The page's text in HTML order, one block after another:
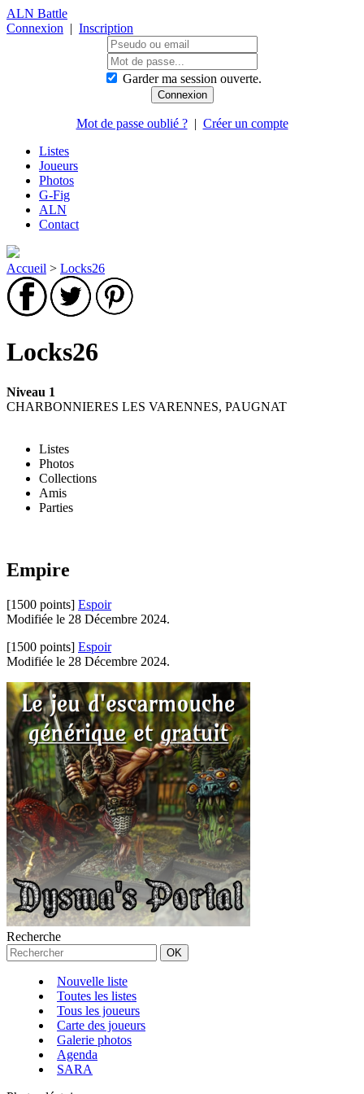
ALN Battle
Connexion | Inscription
Garder ma session ouverte.
Mot de passe oublié ?| Créer un compte
Listes
Joueurs
Photos
G-Fig
ALN
Contact
Accueil > Locks26
Locks26
Niveau 1
CHARBONNIERES LES VARENNES, PAUGNAT
Listes
Photos
Collections
Amis
Parties
Empire
[1500 points] Espoir
Modifiée le 28 Décembre 2024.
[1500 points] Espoir
Modifiée le 28 Décembre 2024.
Recherche
Nouvelle liste
Toutes les listes
Tous les joueurs
Carte des joueurs
Galerie photos
Agenda
SARA